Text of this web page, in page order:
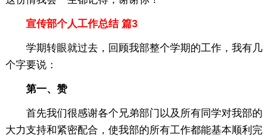
宣传部个人工作总结 篇3
学期转眼就过去，回顾我部整个学期的工作，我有几
个字要说：
第一、赞
首先我们很感谢各个兄弟部门以及所有同学对我部的
大力支持和紧密配合，使我部的所有工作都能基本顺利完